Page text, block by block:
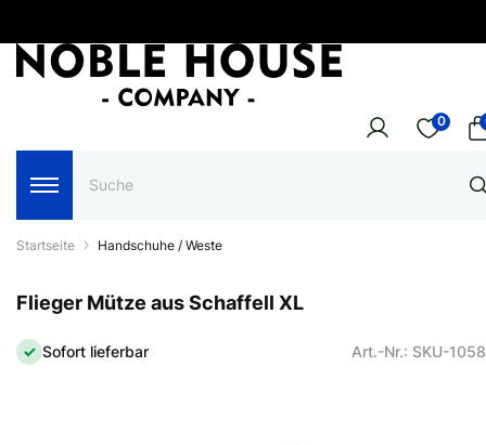
0
Startseite Handschuhe / Weste
Flieger Mütze aus Schaffell XL
Sofort lieferbar Art.-Nr.: SKU-